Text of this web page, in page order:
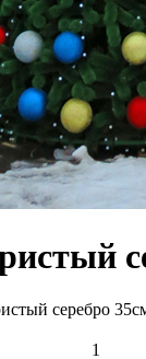
серебро